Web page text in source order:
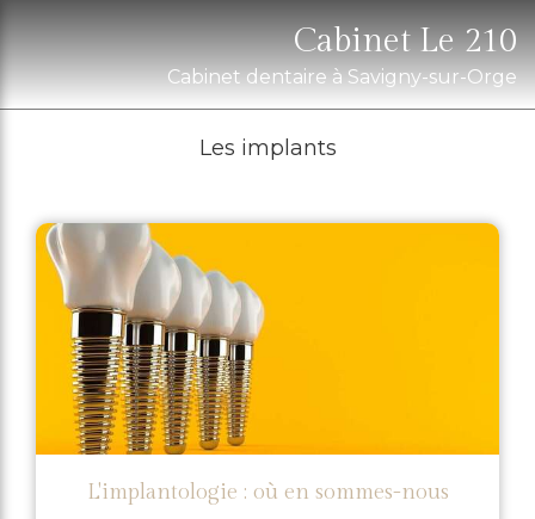
Cabinet Le 210
Cabinet dentaire à Savigny-sur-Orge
Les implants
L'implantologie : où en sommes-nous